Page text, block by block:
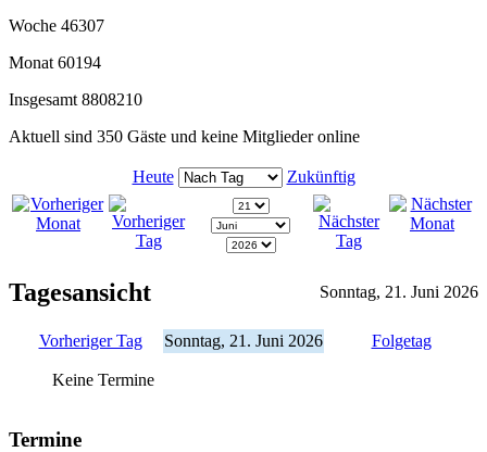
Woche 46307
Monat 60194
Insgesamt 8808210
Aktuell sind 350 Gäste und keine Mitglieder online
Heute Zukünftig
Tagesansicht Sonntag, 21. Juni 2026
Vorheriger Tag Sonntag, 21. Juni 2026 Folgetag
Keine Termine
Termine